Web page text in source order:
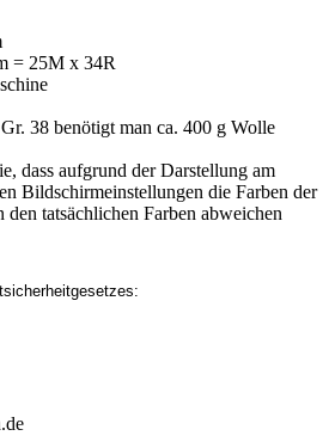
= 25M x 34R
38 benötigt man ca. 400 g Wolle
dass aufgrund der Darstellung am
Bildschirmeinstellungen die Farben der
tatsächlichen Farben abweichen